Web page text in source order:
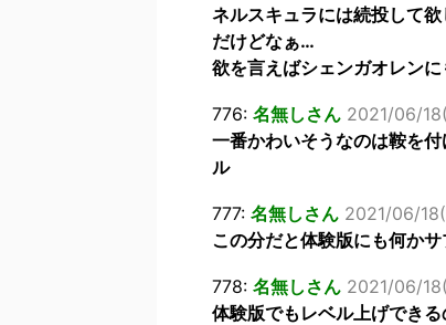
ネルスキュラには続投して
だけどなぁ…
欲を言えばシェンガオレン
776: 名無しさん 2021/06/
一番かわいそうなのは鞍を
ル
777: 名無しさん 2021/06/
この分だと体験版にも何か
778: 名無しさん 2021/06/
体験版でもレベル上げでき